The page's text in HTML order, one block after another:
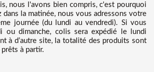
nous l'avons bien compris, c'est pourquoi
dans la matinée, nous vous adressons votre
journée (du lundi au vendredi). Si vous
ou dimanche, colis sera expédié le lundi
à d’autre site, la totalité des produits sont
à partir.